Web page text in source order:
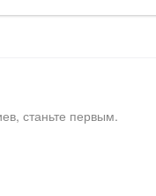
станьте первым.